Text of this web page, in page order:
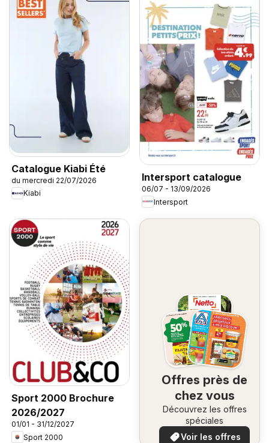
Catalogue Kiabi Été
du mercredi 22/07/2026
Kiabi
Intersport catalogue
06/07 - 13/09/2026
Intersport
Sport 2000 Brochure
2026/2027
01/01 - 31/12/2027
Sport 2000
Offres près de
chez vous
Découvrez les offres
spéciales
Voir les offres